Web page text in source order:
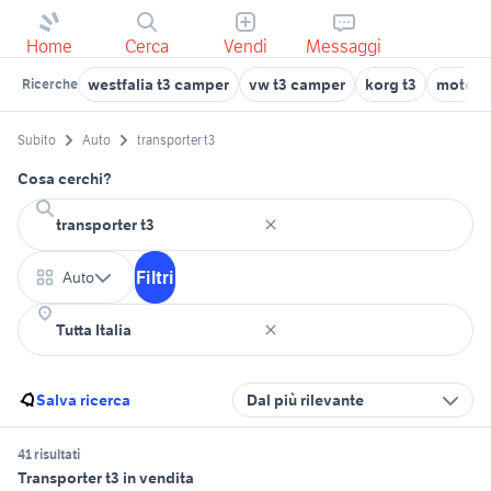
Home Cerca Vendi Messaggi
Ricerche westfalia t3 camper vw t3 camper korg t3 moto
Subito Auto transporter t3
Cosa cerchi?
Auto Filtri
Salva ricerca Dal più rilevante
41 risultati
Transporter t3 in vendita